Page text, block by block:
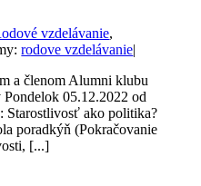
vzdelávanie,
rodove vzdelávanie|
a členom Alumni klubu
05.12.2022 od
Starostlivosť ako politika?
poradkýň (Pokračovanie
[...]